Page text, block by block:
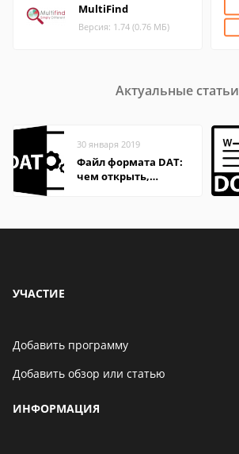
MultiFind
Версия: 1.74 (0.76 МБ)
Актуальные статьи
30 января 2019
Файл формата DAT:
чем открыть,
УЧАСТИЕ
Добавить программу
Добавить обзор или статью
ИНФОРМАЦИЯ